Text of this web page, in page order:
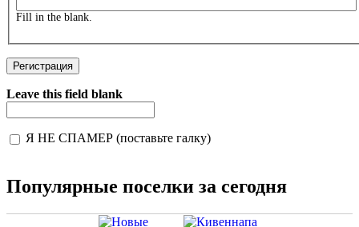
Fill in the blank.
Leave this field blank
Я НЕ СПАМЕР (поставьте галку)
Популярные поселки за сегодня